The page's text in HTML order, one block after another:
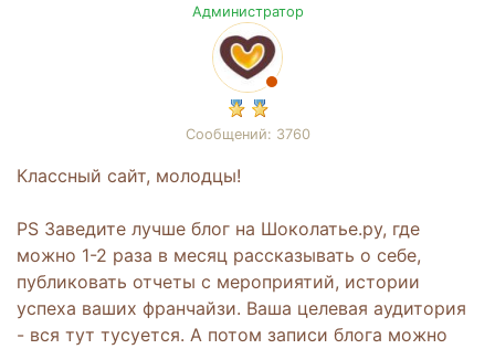
Администратор
Сообщений: 3760
Классный сайт, молодцы!
PS Заведите лучше блог на Шоколатье.ру, где
можно 1-2 раза в месяц рассказывать о себе,
публиковать отчеты с мероприятий, истории
успеха ваших франчайзи. Ваша целевая аудитория
- вся тут тусуется. А потом записи блога можно